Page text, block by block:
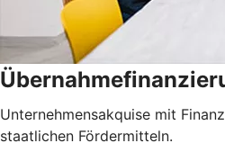
Unternehmensakquise mit
staatlichen Fördermitteln.